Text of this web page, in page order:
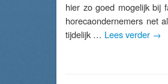
hier zo goed mogelijk bij
horecaondernemers net
tijdelijk … Lees verder →